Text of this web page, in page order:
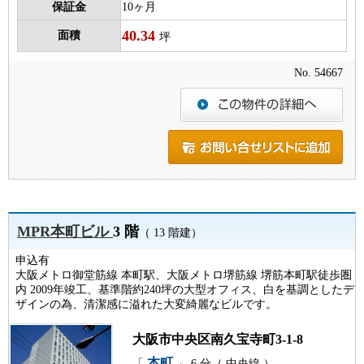
保証金 10ヶ月
面積 40.34 坪
No. 54667
MPR本町ビル3 階（ 13 階建）
申込有
大阪メトロ御堂筋線 本町駅、大阪メトロ堺筋線 堺筋本町駅徒歩圏
内 2009年竣工、基準階約240坪の大型オフィス、白を基調としたデ
ザインの為、清潔感に溢れた大変綺麗なビルです。
大阪市中央区南久宝寺町3-1-8